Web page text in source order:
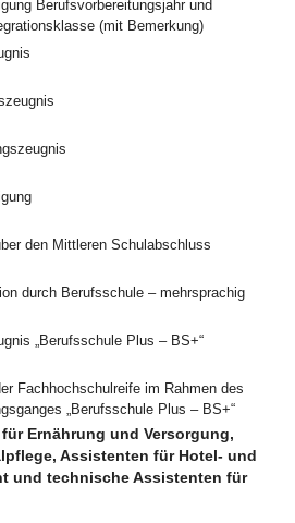
Berufsvorbereitungsjahr und
(mit Bemerkung)
den Mittleren Schulabschluss
durch Berufsschule – mehrsprachig
„Berufsschule Plus – BS+“
Fachhochschulreife im Rahmen des
„Berufsschule Plus – BS+“
Ernährung und Versorgung,
Assistenten für Hotel- und
und technische Assistenten für